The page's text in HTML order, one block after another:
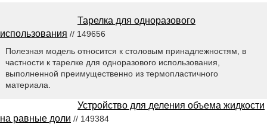
Тарелка для одноразового
использования // 149656
Полезная модель относится к столовым принадлежностям, в
частности к тарелке для одноразового использования,
выполненной преимущественно из термопластичного
материала.
Устройство для деления объема жидкости
на равные доли // 149384